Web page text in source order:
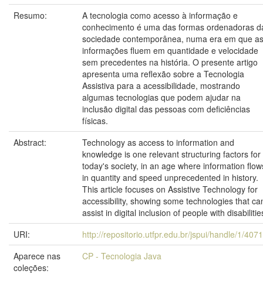
Resumo:
A tecnologia como acesso à informação e
conhecimento é uma das formas ordenadoras
sociedade contemporânea, numa era em que as
informações fluem em quantidade e velocidade
sem precedentes na história. O presente artigo
apresenta uma reflexão sobre a Tecnologia
Assistiva para a acessibilidade, mostrando
algumas tecnologias que podem ajudar na
inclusão digital das pessoas com deficiências
físicas.
Abstract:
Technology as access to information and
knowledge is one relevant structuring factors for
today's society, in an age where information
in quantity and speed unprecedented in history.
This article focuses on Assistive Technology for
accessibility, showing some technologies that
assist in digital inclusion of people with
URI:
http://repositorio.utfpr.edu.br/jspui/handle/1/
Aparece nas
coleções:
CP - Tecnologia Java